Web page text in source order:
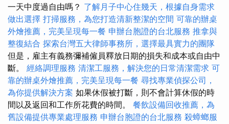
一天中度​​過自由嗎？ 了解月子中心住幾天，根據自身需求
做出選擇 打掃服務，為您打造清新整潔的空間 可靠的辦桌
外燴推薦，完美呈現每一餐 申辦台胞證的台北服務 推拿與
整復結合 探索台灣五大律師事務所，選擇最具實力的團隊
但是，雇主有義務彌補僱員釋放日期的損失和成本或自由中
斷。 經絡調理服務 清潔工服務，解決您的日常清潔需求 可
靠的辦桌外燴推薦，完美呈現每一餐 尋找專業偵探公司，
為你提供解決方案 如果休假被打斷，則不會計算休假的時
間以及返回和工作所花費的時間。 餐飲設備回收推薦，為
舊設備提供專業處理服務 申辦台胞證的台北服務 殺蟑螂服